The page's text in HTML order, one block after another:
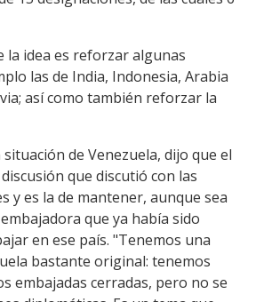
la idea es reforzar algunas
las de India, Indonesia, Arabia
así como también reforzar la
de Venezuela, dijo que el
que discutió con las
y es la de mantener, aunque sea
que ya había sido
en ese país. "Tenemos una
bastante original: tenemos
embajadas cerradas, pero no se